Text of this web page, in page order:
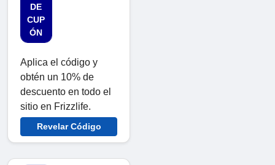
DE
CUP
ÓN
Aplica el código y
obtén un 10% de
descuento en todo el
sitio en Frizzlife.
Revelar Código